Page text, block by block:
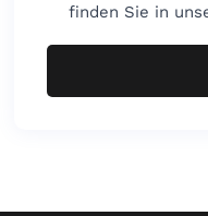
finden Sie in